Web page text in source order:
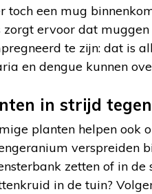
toch een mug
zorgt ervoor dat
te zijn: dat is
en dengue kunnen
in strijd
planten helpen ook
verspreiden
zetten of in
in de tuin?